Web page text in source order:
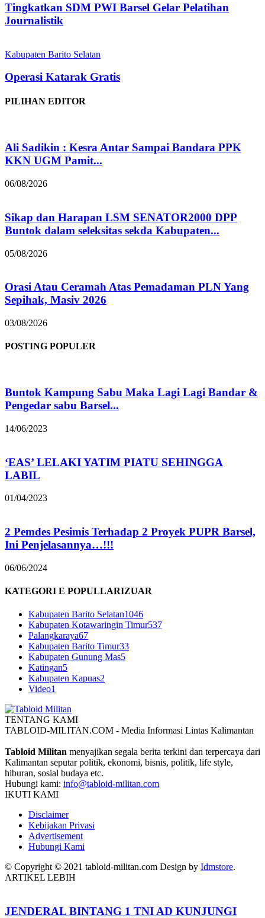
Tingkatkan SDM PWI Barsel Gelar Pelatihan
Journalistik
Kabupaten Barito Selatan
Operasi Katarak Gratis
PILIHAN EDITOR
Ali Sadikin : Kesra Antar Sampai Bandara PPK
KKN UGM Pamit...
06/08/2026
Sikap dan Harapan LSM SENATOR2000 DPP
Buntok dalam seleksitas sekda Kabupaten...
05/08/2026
Orasi Atau Ceramah Atas Pemadaman PLN Yang
Sepihak, Masiv 2026
03/08/2026
POSTING POPULER
Buntok Kampung Sabu Maka Lagi Lagi Bandar &
Pengedar sabu Barsel...
14/06/2023
‘EAS’ LELAKI YATIM PIATU SEHINGGA
LABIL
01/04/2023
2 Pemdes Pesimis Terhadap 2 Proyek PUPR Barsel,
Ini Penjelasannya…!!!
06/06/2024
KATEGORI E POPULLARIZUAR
Kabupaten Barito Selatan1046
Kabupaten Kotawaringin Timur537
Palangkaraya67
Kabupaten Barito Timur33
Kabupaten Gunung Mas5
Katingan5
Kabupaten Kapuas2
Video1
TENTANG KAMI
TABLOID-MILITAN.COM - Media Informasi Lintas Kalimantan
Tabloid Militan menyajikan segala berita terkini dan terpercaya dari
Kalimantan seputar politik, ekonomi, bisnis, politik, life style,
hiburan, sosial budaya etc.
Hubungi kami: info@tabloid-militan.com
IKUTI KAMI
Disclaimer
Kebijakan Privasi
Advertisement
Hubungi Kami
© Copyright © 2021 tabloid-militan.com Design by Idmstore.
ARTIKEL LEBIH
JENDERAL BINTANG 1 TNI AD KUNJUNGI